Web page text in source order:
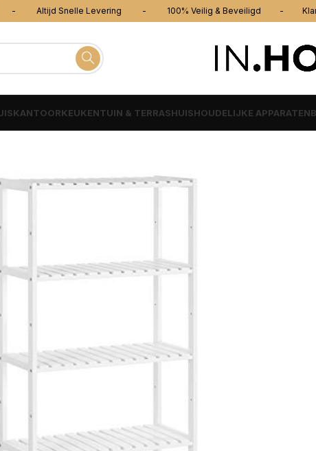
- Altijd Snelle Levering - 100% Veilig & Beveiligd -
KEUKENTUIN & TERRASHUISHOUDELIJKE APPARATEN